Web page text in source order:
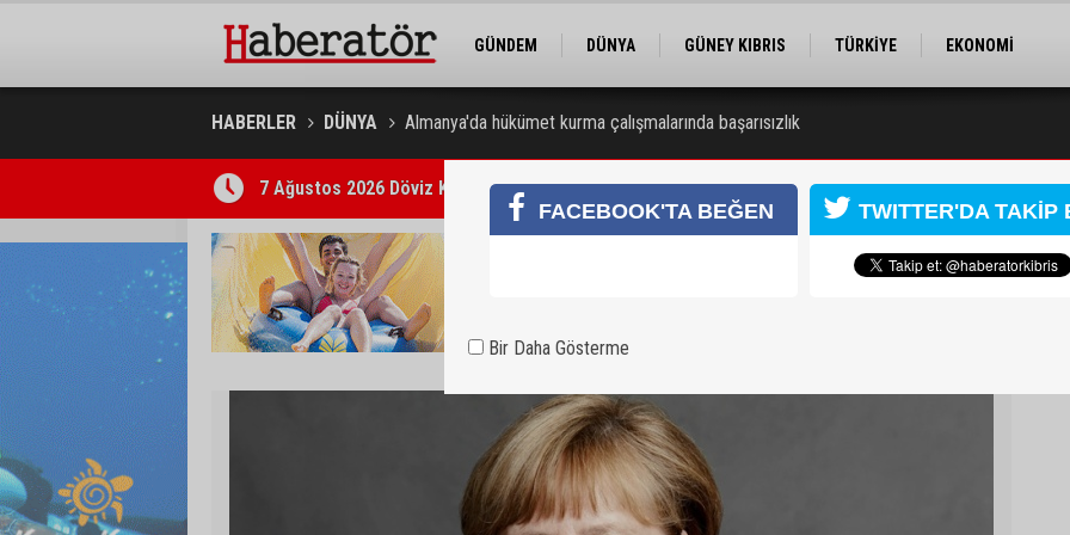
GÜNDEM DÜNYA GÜNEY KIBRIS TÜRKİYE
EKONOMİ
HABERLER DÜNYA Almanya'da hükümet kurma çalışmalarında başarısızlık
7 Ağustos 2026 Döviz Kurları
FACEBOOK'TA BEĞEN TWITTER'DA TAKİP
Bir Daha Gösterme